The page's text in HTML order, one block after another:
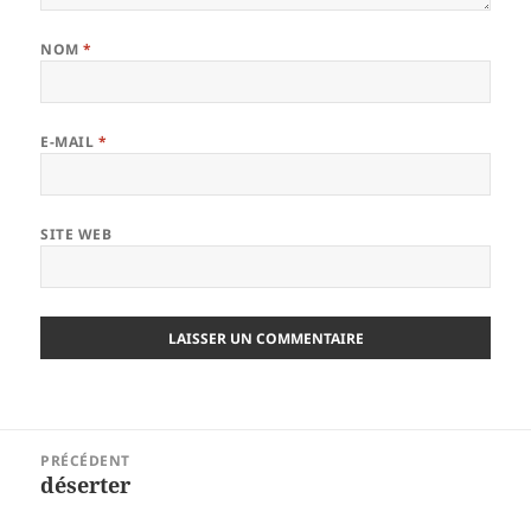
NOM*
E-MAIL *
SITE WEB
l’article
PRÉCÉDENT
Article
déserter